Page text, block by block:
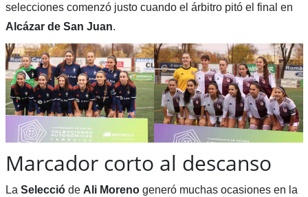
selecciones comenzó justo cuando el árbitro pitó el final en
Alcázar de San Juan.
Marcador corto al descanso
La Seleccióde Ali Morenogeneró muchas ocasiones en la